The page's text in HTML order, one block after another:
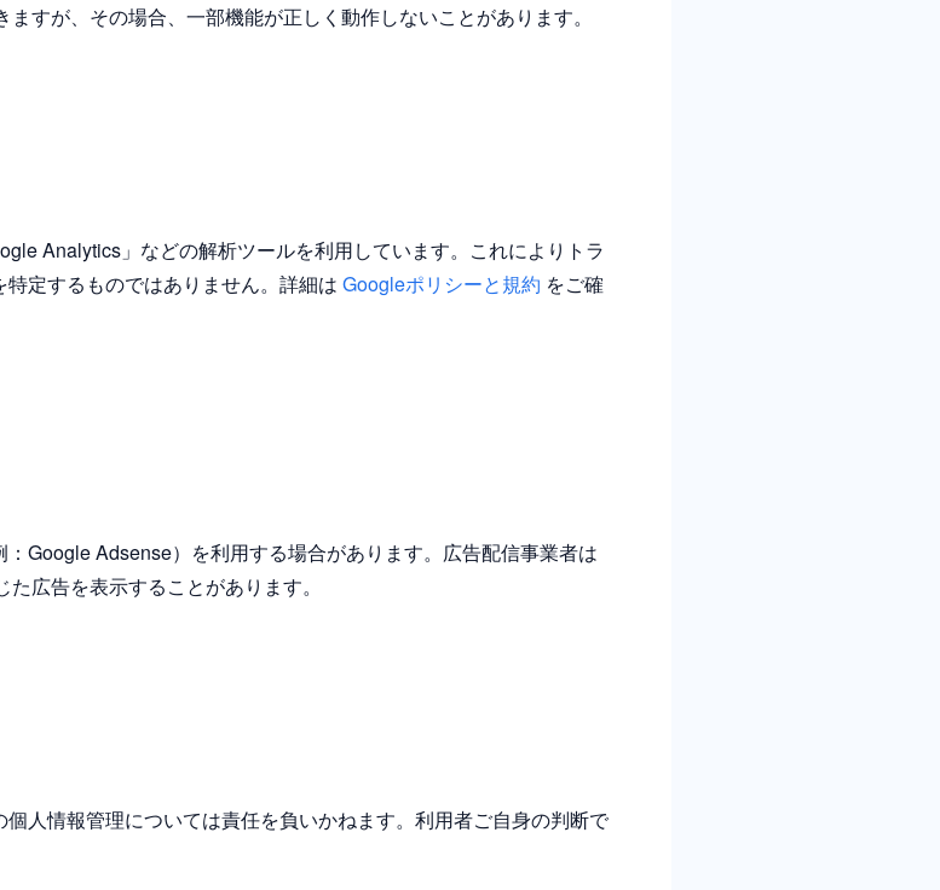
すが、その場合、一部機能が正しく動作しないことがあります。
Analytics」などの解析ツールを利用しています。これによりトラ
定するものではありません。詳細は Googleポリシーと規約 をご確
Google Adsense）を利用する場合があります。広告配信事業者は
広告を表示することがあります。
人情報管理については責任を負いかねます。利用者ご自身の判断で